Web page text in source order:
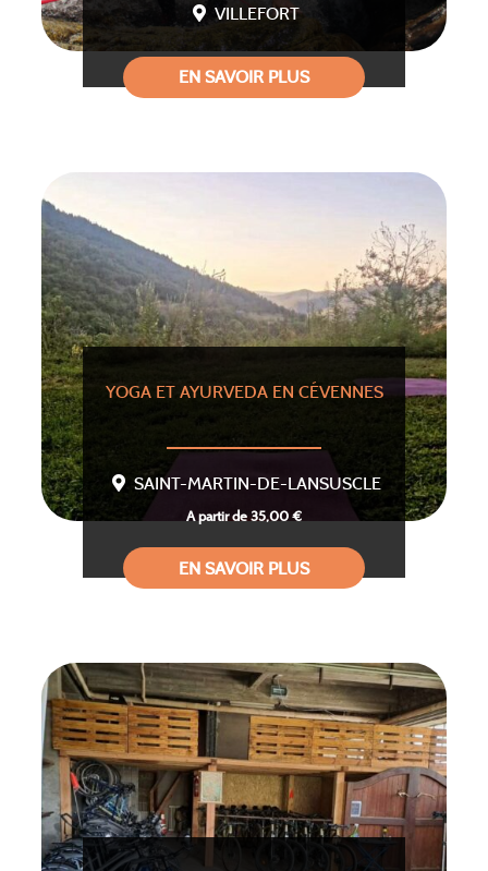
VILLEFORT
EN SAVOIR PLUS
YOGA ET AYURVEDA EN CÉVENNES
SAINT-MARTIN-DE-LANSUSCLE
A partir de 35,00 €
EN SAVOIR PLUS